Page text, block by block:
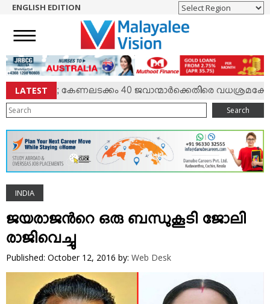
NEWS
ENGLISH
NRI
ENTERTAINMENT
MV SPECIAL
SPORTS
LIFESTYLE
TECH & AUTO
SOCIAL SPHERE
EDITORIAL
ARTS & LITERATURE
MAGAZINE
VIDEOS
YOUR SAY
ENGLISH EDITION
LATESTകേണലടക്കം 40 ജവാന്മാര്‍ക്കെതിരെ വധശ്രമക്കേസ്
Search
INDIA
ജയരാജന്‍റെ ഒരു ബന്ധുകൂടി ജോലി
രാജിവെച്ചു
Published: October 12, 2016 by: Web Desk